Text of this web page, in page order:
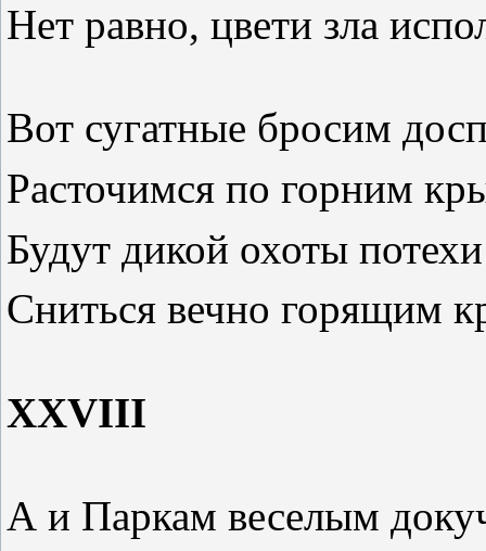
Нет равно, цвети зла
Вот сугатные бросим
Расточимся по горним
Будут дикой охоты потехи
Сниться вечно горящим
XXVIII
А и Паркам веселым